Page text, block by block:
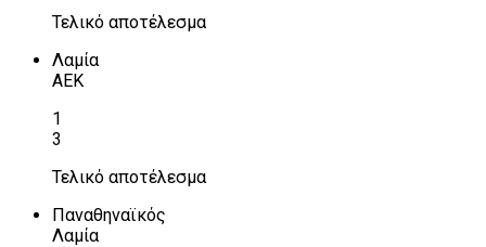
Τελικό αποτέλεσμα
Λαμία
ΑΕΚ
1
3
Τελικό αποτέλεσμα
Παναθηναϊκός
Λαμία